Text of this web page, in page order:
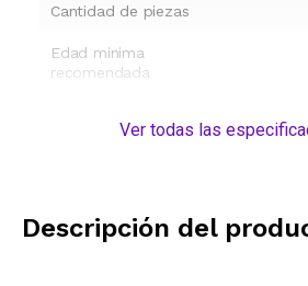
Cantidad de piezas
Edad minima
recomendada
Ver todas las
Descripción del